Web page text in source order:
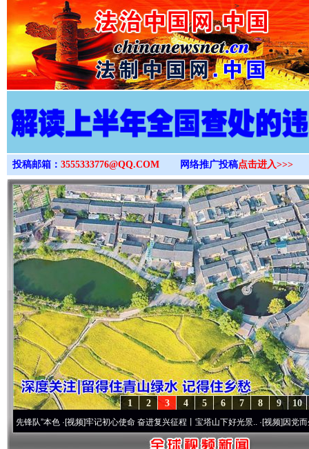
>
投稿邮箱： 3555333776@QQ.COM 网络推广投稿点击进入>>>
10
9
8
7
6
5
4
3
2
1
·[视频]牢记初心使命 奋进复兴征程丨宝塔山下好光景..·[视频]因党而生 为党而